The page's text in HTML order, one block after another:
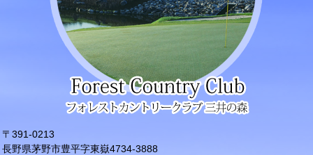
〒391‐0213
長野県茅野市豊平字東嶽4734-3888